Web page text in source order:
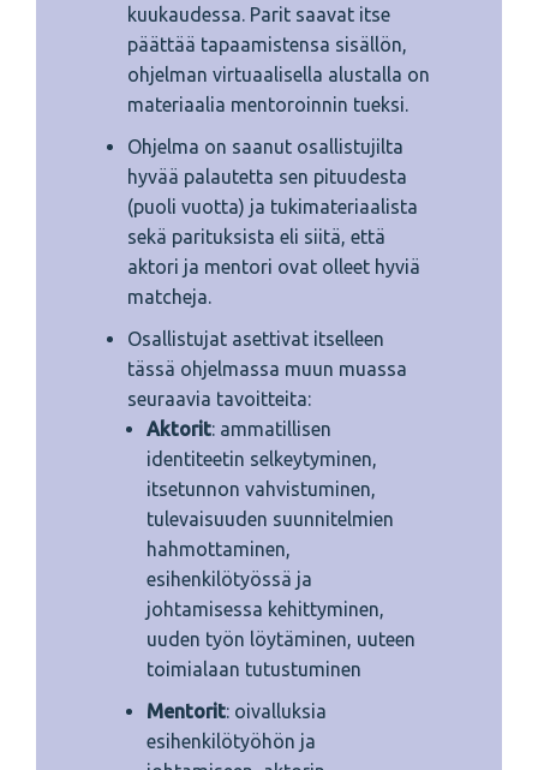
kuukaudessa. Parit saavat itse
päättää tapaamistensa sisällön,
ohjelman virtuaalisella alustalla on
materiaalia mentoroinnin tueksi.
Ohjelma on saanut osallistujilta
hyvää palautetta sen pituudesta
(puoli vuotta) ja tukimateriaalista
sekä parituksista eli siitä, että
aktori ja mentori ovat olleet hyviä
matcheja.
Osallistujat asettivat itselleen
tässä ohjelmassa muun muassa
seuraavia tavoitteita:
Aktorit: ammatillisen
identiteetin selkeytyminen,
itsetunnon vahvistuminen,
tulevaisuuden suunnitelmien
hahmottaminen,
esihenkilötyössä ja
johtamisessa kehittyminen,
uuden työn löytäminen, uuteen
toimialaan tutustuminen
Mentorit: oivalluksia
esihenkilötyöhön ja